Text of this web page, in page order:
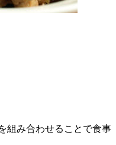
組み合わせることで食事